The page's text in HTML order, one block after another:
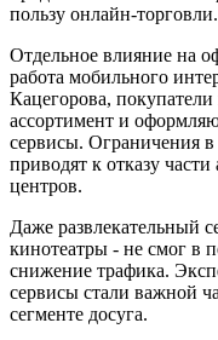
пользу онлайн-торговли.
Отдельное влияние на
работа мобильного
Кацегорова,
ассортимент и
сервисы. Ограничения
приводят к отказу
центров.
Даже развлекательный
кинотеатры - не смог в
снижение трафика.
сервисы стали важной
сегменте досуга.